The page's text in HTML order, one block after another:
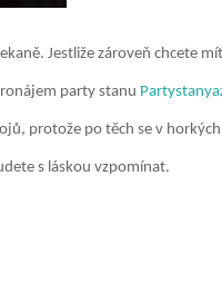
Jestliže zároveň chcete
party stanu
protože po těch se v
s láskou vzpomínat.